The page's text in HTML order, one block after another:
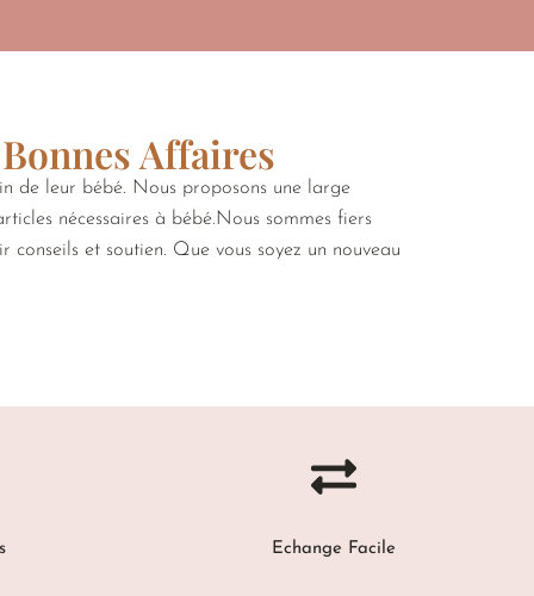
Affaires
de leur bébé. Nous proposons une large
nécessaires à bébé.Nous sommes fiers
et soutien. Que vous soyez un nouveau
Echange Facile